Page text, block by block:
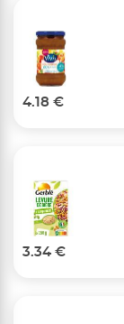
4.18 €
3.34 €